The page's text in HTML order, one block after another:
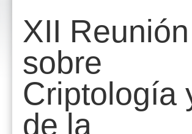
contenido.
Saltar
navegación
Personales
XII
sobre
Criptología
de la